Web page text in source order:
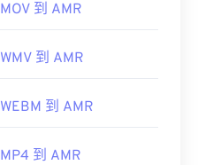
MOV 到 AMR
WMV 到 AMR
WEBM 到 AMR
MP4 到 AMR